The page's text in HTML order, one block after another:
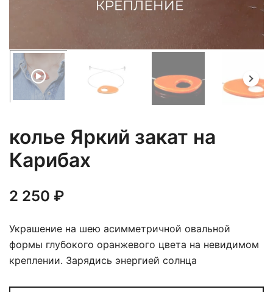
100.00%
колье Яркий закат на
Карибах
2 250 ₽
Украшение на шею асимметричной овальной
формы глубокого оранжевого цвета на невидимом
креплении. Зарядись энергией солнца